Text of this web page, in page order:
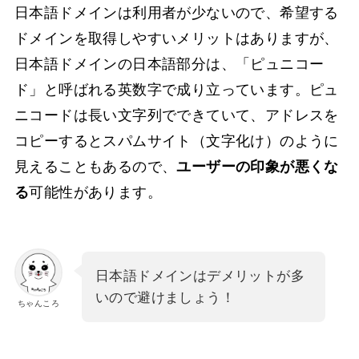
日本語ドメインは利用者が少ないので、希望する
ドメインを取得しやすいメリットはありますが、
日本語ドメインの日本語部分は、「ピュニコー
ド」と呼ばれる英数字で成り立っています。ピュ
ニコードは長い文字列でできていて、アドレスを
コピーするとスパムサイト（文字化け）のように
見えることもあるので、ユーザーの印象が悪くな
る可能性があります。
ちゃんころ
日本語ドメインはデメリットが多
いので避けましょう！